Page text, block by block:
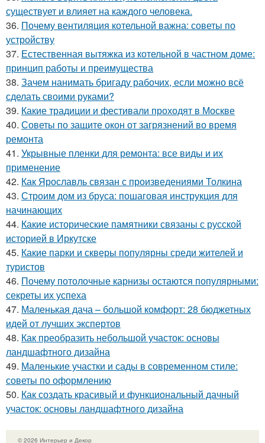
существует и влияет на каждого человека.
36. Почему вентиляция котельной важна: советы по
устройству
37. Естественная вытяжка из котельной в частном доме:
принцип работы и преимущества
38. Зачем нанимать бригаду рабочих, если можно всё
сделать своими руками?
39. Какие традиции и фестивали проходят в Москве
40. Советы по защите окон от загрязнений во время
ремонта
41. Укрывные пленки для ремонта: все виды и их
применение
42. Как Ярославль связан с произведениями Толкина
43. Строим дом из бруса: пошаговая инструкция для
начинающих
44. Какие исторические памятники связаны с русской
историей в Иркутске
45. Какие парки и скверы популярны среди жителей и
туристов
46. Почему потолочные карнизы остаются популярными:
секреты их успеха
47. Маленькая дача – большой комфорт: 28 бюджетных
идей от лучших экспертов
48. Как преобразить небольшой участок: основы
ландшафтного дизайна
49. Маленькие участки и сады в современном стиле:
советы по оформлению
50. Как создать красивый и функциональный дачный
участок: основы ландшафтного дизайна
© 2026 Интерьер и Декор